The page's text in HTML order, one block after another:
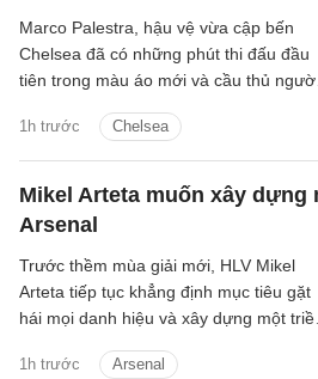
1h trước Chelsea
Marco Palestra, hậu vệ vừa cập bến
Chelsea đã có những phút thi đấu đầu
tiên trong màu áo mới và cầu thủ người
Mikel Arteta muốn xây dựng
Arsenal
1h trước Arsenal
Trước thềm mùa giải mới, HLV Mikel
Arteta tiếp tục khẳng định mục tiêu gặt
hái mọi danh hiệu và xây dựng một triều